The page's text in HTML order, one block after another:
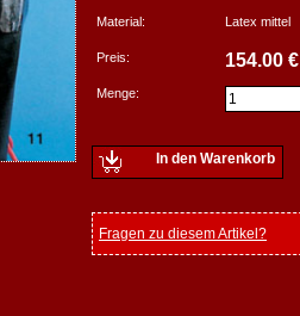
Material: Latex mittel
Preis: 154.00 €
Menge:
In den Warenkorb
Fragen zu diesem Artikel?